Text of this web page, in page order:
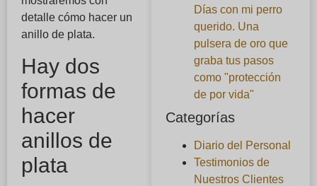
detalle cómo hacer un
anillo de plata.
Hay dos
formas de
hacer
anillos de
plata
Días con mi perro
querido. Una
pulsera de oro que
graba tus pasos
como "protección
de por vida"
Categorías
Diario del Personal
Testimonios de
Nuestros Clientes